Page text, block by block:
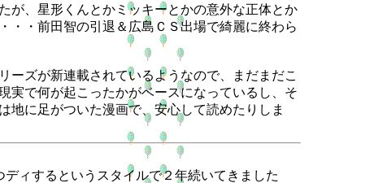
、星形くんとかミッキーとかの意外な正体とか
・・前田智の引退＆広島ＣＳ出場で綺麗に終わら
ズが新連載されているようなので、まだまだこ
実で何が起こったかがベースになっているし、そ
地に足がついた漫画で、安心して読めたりしま
ィするというスタイルで２年続いてきました